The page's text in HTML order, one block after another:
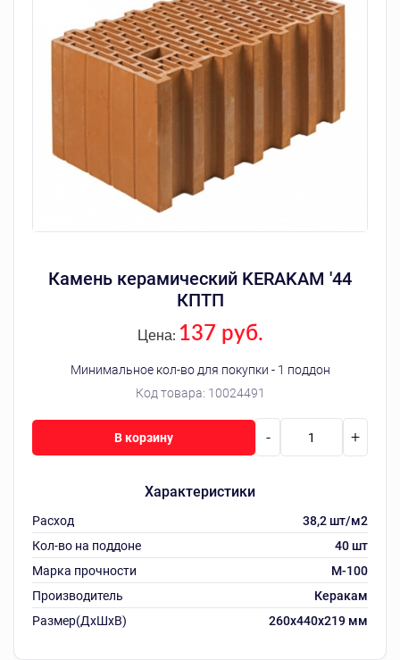
Камень керамический KERAKAM '44
КПТП
Код товара: 10024491
Цена: 137 руб.
Минимальное кол-во для покупки - 1 поддон
Характеристики
Расход
38,2 шт/м2
Кол-во на поддоне
40 шт
Марка прочности
M-100
Производитель
Керакам
Размер(ДхШхВ)
260х440х219 мм
- +
В корзину